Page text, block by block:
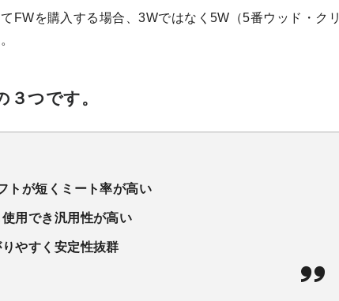
FWを購入する場合、3Wではなく5W（5番ウッド・クリ
３つです。
トが短くミート率が高い
用でき汎用性が高い
やすく安定性抜群